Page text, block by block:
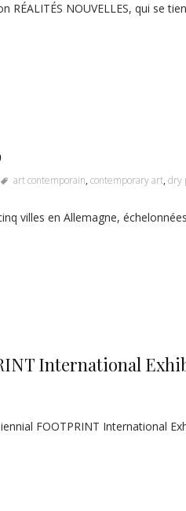
RÉALITÉS NOUVELLES, qui
art contemporain, contemporary art, dry
villes en Allemagne,
International
FOOTPRINT International